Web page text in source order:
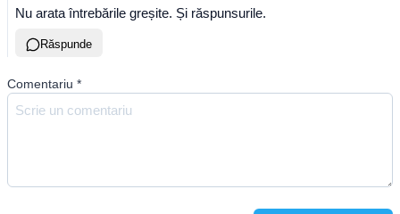
Nu arata întrebările greșite. Și răspunsurile.
Răspunde
Comentariu *